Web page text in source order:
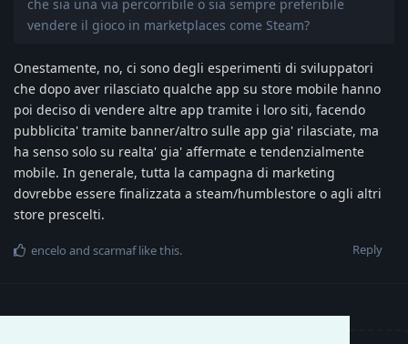
che sia una via percorribile o sia sempre preferibile
vendere il gioco in marketplaces come Steam?
Onestamente, no, ci sono degli esperimenti di sviluppatori
che dopo aver rilasciato qualche app su store mobile hanno
poi deciso di vendere altre app tramite i loro siti, facendo
pubblicita' tramite banner/altro sulle app gia' rilasciate, ma
ha senso solo su realta' gia' affermate e tendenzialmente
mobile. In generale, tutta la campagna di marketing
dovrebbe essere finalizzata a steam/humblestore o agli altri
store prescelti.
Reply
encelo and scarmaflike this.